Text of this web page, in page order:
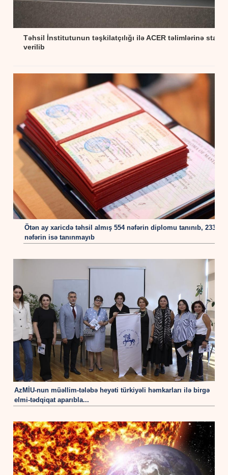
Təhsil İnstitutunun təşkilatçılığı ilə ACER təlimlərinə start
verilib
Ötən ay xaricdə təhsil almış 554 nəfərin diplomu tanınıb, 233
nəfərin isə tanınmayıb
AzMİU-nun müəllim-tələbə heyəti türkiyəli həmkarları ilə birgə
elmi-tədqiqat aparıbla...